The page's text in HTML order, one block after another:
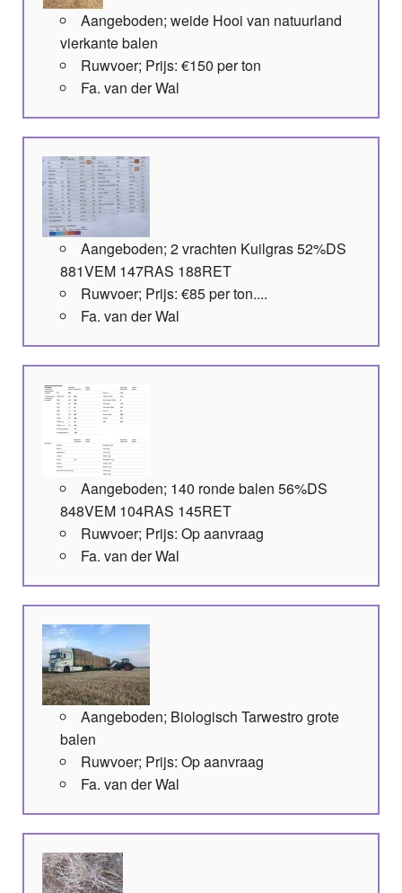
Aangeboden; weide Hooi van natuurland
vierkante balen
Ruwvoer; Prijs: €150 per ton
Fa. van der Wal
Aangeboden; 2 vrachten Kuilgras 52%DS
881VEM 147RAS 188RET
Ruwvoer; Prijs: €85 per ton....
Fa. van der Wal
Aangeboden; 140 ronde balen 56%DS
848VEM 104RAS 145RET
Ruwvoer; Prijs: Op aanvraag
Fa. van der Wal
Aangeboden; Biologisch Tarwestro grote
balen
Ruwvoer; Prijs: Op aanvraag
Fa. van der Wal